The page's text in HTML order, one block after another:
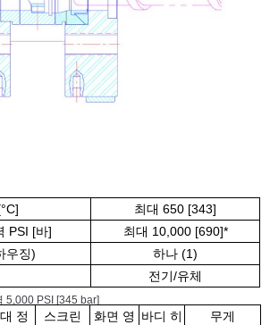
최대 650 [343]
PSI [바]
최대 10,000 [690]*
우징)
하나 (1)
전기/유체
5,000 PSI [345 bar]
정
스크린
화면 영
바디 히
무게